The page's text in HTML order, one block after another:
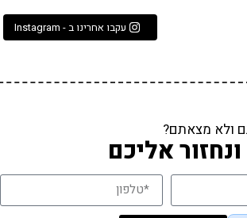
עקבו אחרינו ב - Instagram
ולא מצאתם?
אליכם